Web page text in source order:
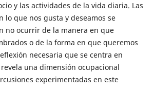
y las actividades de la vida diaria. Las
lo que nos gusta y deseamos se
no ocurrir de la manera en que
o de la forma en que queremos
necesaria que se centra en
una dimensión ocupacional
experimentadas en este